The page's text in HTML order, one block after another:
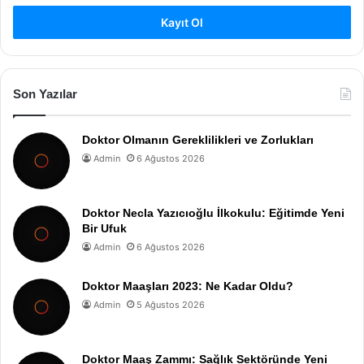
Kayıt Ol
Son Yazılar
Doktor Olmanın Gereklilikleri ve Zorlukları
Admin 6 Ağustos 2026
Doktor Necla Yazıcıoğlu İlkokulu: Eğitimde Yeni
Bir Ufuk
Admin 6 Ağustos 2026
Doktor Maaşları 2023: Ne Kadar Oldu?
Admin 5 Ağustos 2026
Doktor Maaş Zammı: Sağlık Sektöründe Yeni